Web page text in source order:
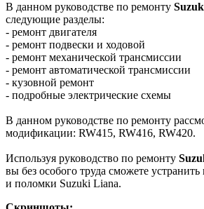
В данном руководстве по ремонту
следующие разделы:
- ремонт двигателя
- ремонт подвески и ходовой
- ремонт механической трансмиссии
- ремонт автоматической трансмиссии
- кузовной ремонт
- подробные электрические схемы
В данном руководстве по ремонту
модификации: RW415, RW416, RW420.
Используя руководство по ремонту
вы без особого труда сможете устранить
и поломки Suzuki Liana.